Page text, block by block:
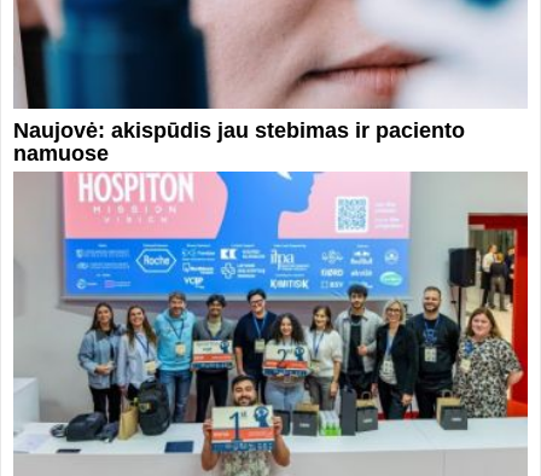
Naujovė: akispūdis jau stebimas ir paciento
namuose